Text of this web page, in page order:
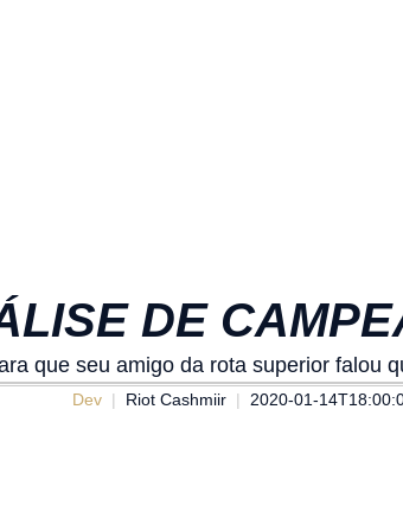
DE
que seu amigo da rota superior falou
Dev Riot Cashmiir 2020-01-